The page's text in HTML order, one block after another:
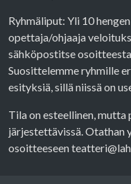
Ryhmäliput: Yli 10
opettaja/ohjaaja
sähköpostitse
Suosittelemme ryhmille
esityksiä, sillä niissä on
Tila on esteellinen,
järjestettävissä. Otathan
osoitteeseen